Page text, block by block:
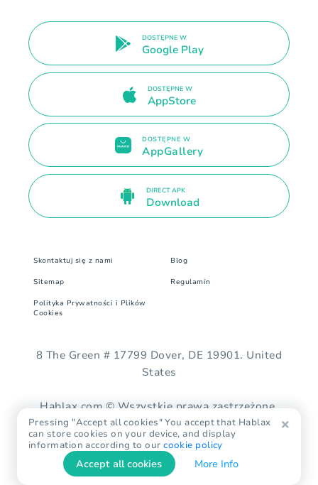
DOSTĘPNE W
Google Play
DOSTĘPNE W
AppStore
DOSTĘPNE W
AppGallery
DIRECT APK
Download
Skontaktuj się z nami Blog
Sitemap Regulamin
Polityka Prywatności i Plików
Cookies
8 The Green # 17799 Dover, DE 19901. United
States
Hablax.com © Wszystkie prawa zastrzeżone.
Pressing "Accept all cookies" You accept that Hablax
can store cookies on your device, and display
information according to ourcookie policy
Accept all cookies More Info